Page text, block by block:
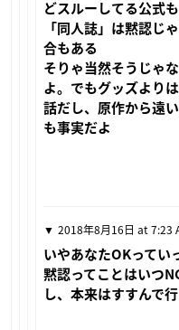
どスルーしてる公式
「同人誌」は黙認じ
合もある
そりゃ当然そうじゃ
よ。でもグッズより
話だし、原作から遠
も事実だよ
2018年8月16日 at 7:23
いやあなたOKってい
黙認ってことはいつ
し、本来はすすんで